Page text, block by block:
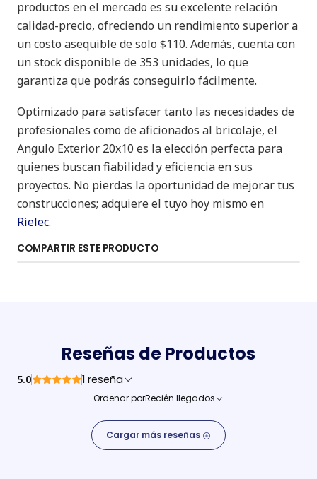
productos en el mercado es su excelente relación
calidad-precio, ofreciendo un rendimiento superior a
un costo asequible de solo $110. Además, cuenta con
un stock disponible de 353 unidades, lo que
garantiza que podrás conseguirlo fácilmente.
Optimizado para satisfacer tanto las necesidades de
profesionales como de aficionados al bricolaje, el
Angulo Exterior 20x10 es la elección perfecta para
quienes buscan fiabilidad y eficiencia en sus
proyectos. No pierdas la oportunidad de mejorar tus
construcciones; adquiere el tuyo hoy mismo en
Rielec.
COMPARTIR ESTE PRODUCTO
Reseñas de Productos
5.0 1 reseña
Ordenar porRecién llegados
Cargar más reseñas